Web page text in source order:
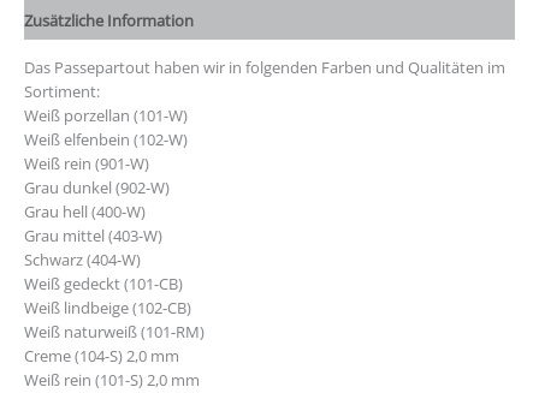
Zusätzliche Information
Das Passepartout haben wir in folgenden Farben und Qualitäten im
Sortiment:
Weiß porzellan (101-W)
Weiß elfenbein (102-W)
Weiß rein (901-W)
Grau dunkel (902-W)
Grau hell (400-W)
Grau mittel (403-W)
Schwarz (404-W)
Weiß gedeckt (101-CB)
Weiß lindbeige (102-CB)
Weiß naturweiß (101-RM)
Creme (104-S) 2,0 mm
Weiß rein (101-S) 2,0 mm